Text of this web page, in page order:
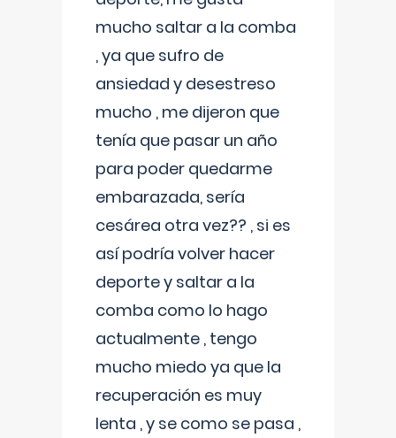
mucho saltar a la comba
, ya que sufro de
ansiedad y desestreso
mucho , me dijeron que
tenía que pasar un año
para poder quedarme
embarazada, sería
cesárea otra vez?? , si es
así podría volver hacer
deporte y saltar a la
comba como lo hago
actualmente , tengo
mucho miedo ya que la
recuperación es muy
lenta , y se como se pasa ,